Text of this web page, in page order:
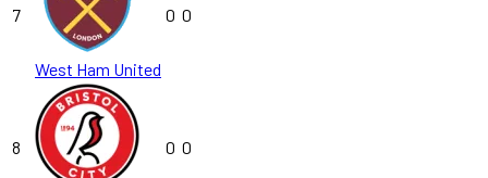
7
West Ham United
0 0
8 0 0